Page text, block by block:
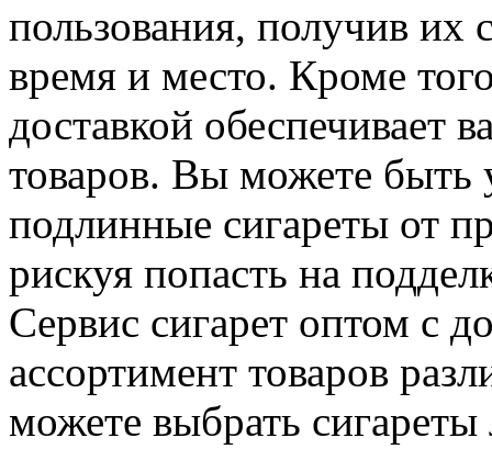
пользования, получив их
время и место. Кроме
доставкой обеспечивает
товаров. Вы можете быть
подлинные сигареты от
рискуя попасть на
Сервис сигарет оптом с
ассортимент товаров
можете выбрать